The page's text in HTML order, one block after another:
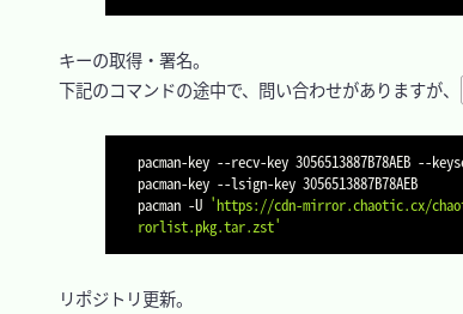
キーの取得・署名。
下記のコマンドの途中で、問い合わせがありますが、
pacman-key --recv-key 3056513887B78AEB --
pacman-key --lsign-key 3056513887B78AEB
pacman -U 'https://cdn-mirror.chaotic.cx/
rorlist.pkg.tar.zst'
リポジトリ更新。